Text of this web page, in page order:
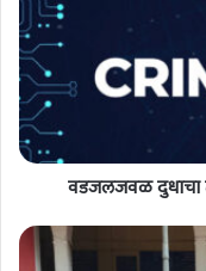
ल
ज
व
ळ
दु
धा
क
वडजलजवळ
म